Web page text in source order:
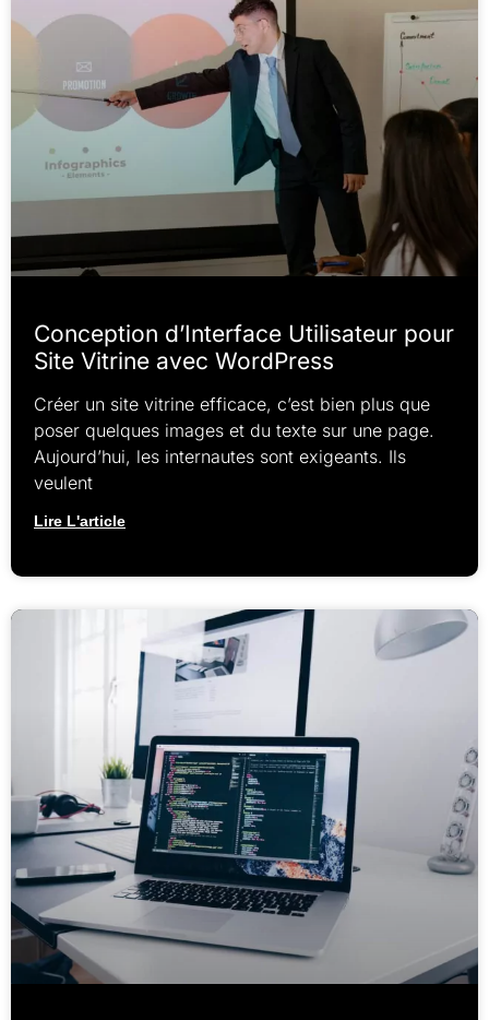
Conception d’Interface Utilisateur pour
Site Vitrine avec WordPress
Créer un site vitrine efficace, c’est bien plus que
poser quelques images et du texte sur une page.
Aujourd’hui, les internautes sont exigeants. Ils
veulent
Lire L'article